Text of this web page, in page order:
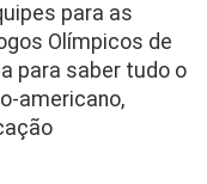
para as
Olímpicos de
para saber tudo o
americano,